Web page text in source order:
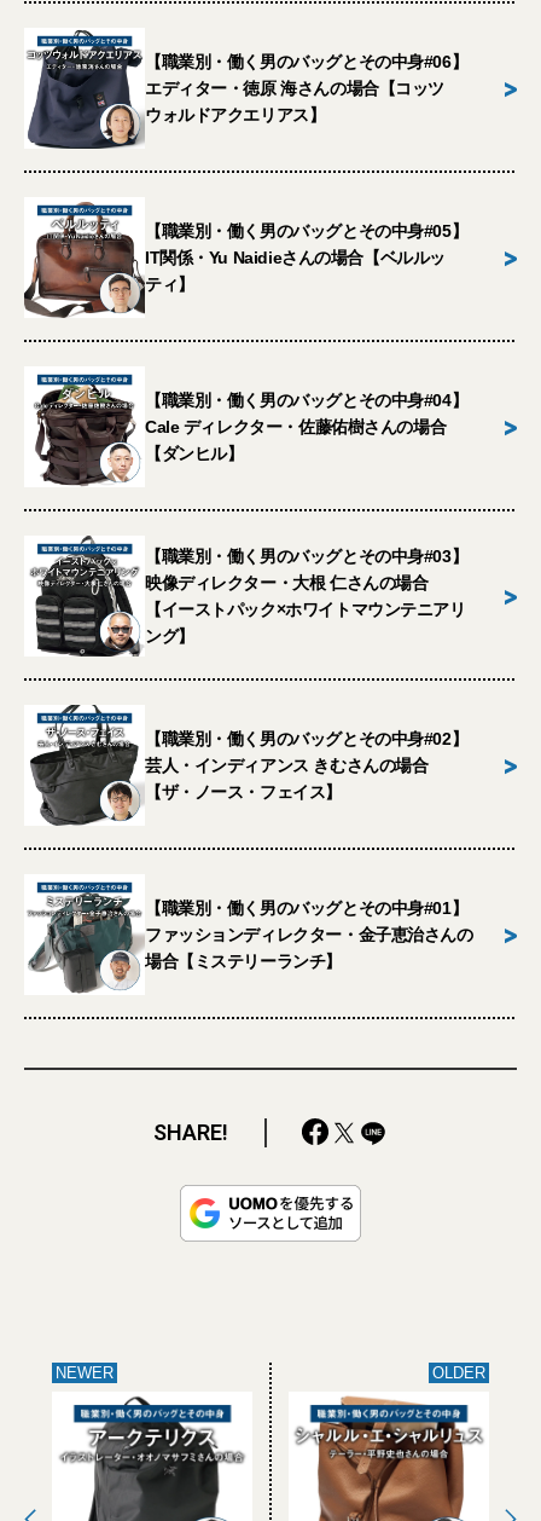
【職業別・働く男のバッグとその中身#06】
エディター・徳原 海さんの場合【コッツ
ウォルドアクエリアス】
>
【職業別・働く男のバッグとその中身#05】
IT関係・Yu Naidieさんの場合【ベルルッ
ティ】
>
【職業別・働く男のバッグとその中身#04】
Cale ディレクター・佐藤佑樹さんの場合
【ダンヒル】
>
【職業別・働く男のバッグとその中身#03】
映像ディレクター・大根 仁さんの場合
【イーストパック×ホワイトマウンテニアリ
ング】
>
【職業別・働く男のバッグとその中身#02】
芸人・インディアンス きむさんの場合
【ザ・ノース・フェイス】
>
【職業別・働く男のバッグとその中身#01】
ファッションディレクター・金子恵治さんの
場合【ミステリーランチ】
>
SHARE!
NEWER OLDER